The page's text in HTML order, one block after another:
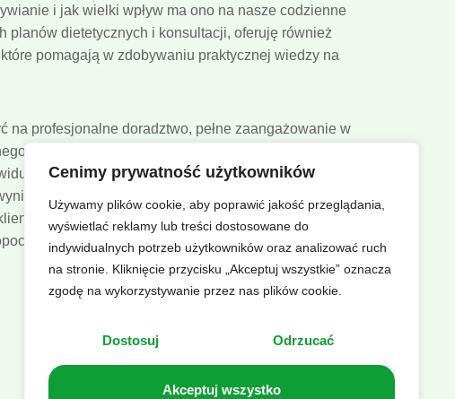
Cenimy prywatność użytkowników
Używamy plików cookie, aby poprawić jakość przeglądania,
wyświetlać reklamy lub treści dostosowane do
indywidualnych potrzeb użytkowników oraz analizować ruch
na stronie. Kliknięcie przycisku „Akceptuj wszystkie” oznacza
zgodę na wykorzystywanie przez nas plików cookie.
Dostosuj Odrzucać
Akceptuj wszystko
i jak wielki wpływ ma ono na nasze codzienne
planów dietetycznych i konsultacji, oferuję również
pomagają w zdobywaniu praktycznej wiedzy na
na profesjonalne doradztwo, pełne zaangażowanie w
szacunku i wsparcia. Moje doświadczenie i wiedza
podejście do każdego klienta pozwala na
Zapraszam do skorzystania z moich usług i
którzy dzięki współpracy ze mną, odzyskali